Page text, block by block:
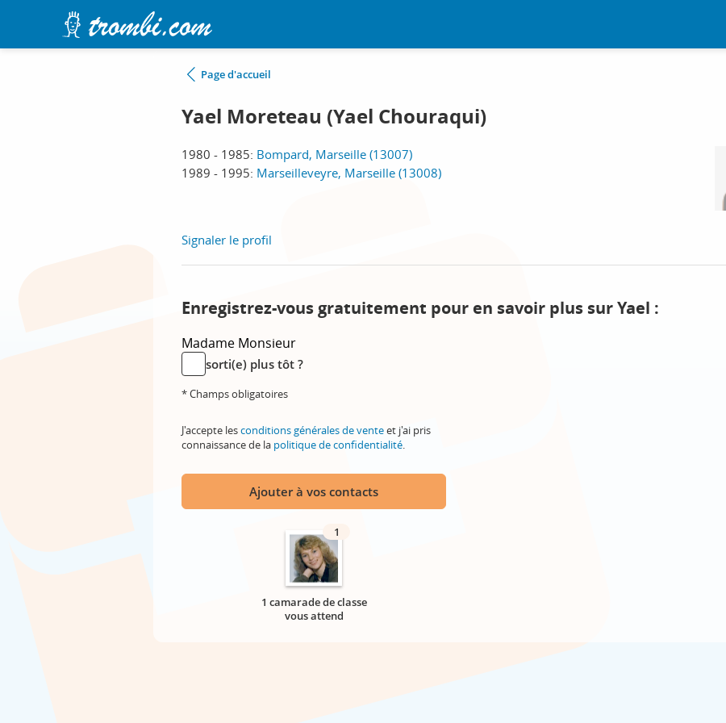
Page d'accueil
Yael Moreteau (Yael Chouraqui)
1980 - 1985: Bompard, Marseille (13007)
1989 - 1995: Marseilleveyre, Marseille (13008)
Signaler le profil
Enregistrez-vous gratuitement pour en savoir plus sur Yael :
Madame Monsieur
sorti(e) plus tôt ?
* Champs obligatoires
J'accepte lesconditions générales de venteet j'ai pris
connaissance de la politique de confidentialité.
Ajouter à vos contacts
1
1 camarade de classe
vous attend